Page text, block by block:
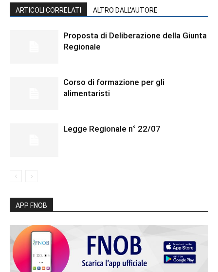
ARTICOLI CORRELATI ALTRO DALL'AUTORE
Proposta di Deliberazione della Giunta
Regionale
Corso di formazione per gli
alimentaristi
Legge Regionale n° 22/07
APP FNOB